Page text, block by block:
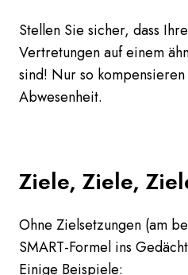
Stellen Sie sicher, dass
Vertretungen auf einem
sind! Nur so
Abwesenheit.
Ziele, Ziele,
Ohne Zielsetzungen (am
SMART-Formel ins
Einige Beispiele: